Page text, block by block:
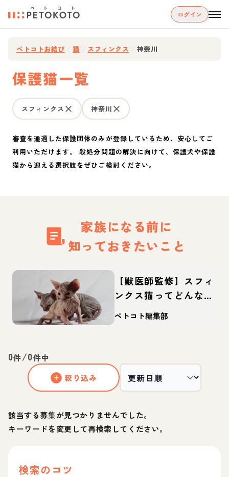
ログイン
ペトコトお結び 猫 スフィンクス 神奈川
保護猫一覧
スフィンクス 神奈川
審査を通過した保護団体のみが登録しているため、安心してご
利用いただけます。 殺処分問題の解決に向けて、保護犬や保護
猫から迎える選択肢をぜひご検討ください。
家族になる前に
知っておきたいこと
【獣医師監修】スフィ
ンクス猫ってどんな
猫？性格・体重・寿命
の特徴・迎え方
ペトコト編集部
0件/0件中
絞り込み
該当する募集が見つかりませんでした。
キーワードを変更して再検索してください。
検索のコツ